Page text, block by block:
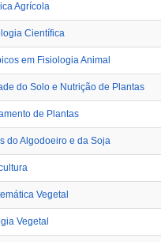
Agrícola
Científica
em Fisiologia Animal
do Solo e Nutrição de Plantas
de Plantas
do Algodoeiro e da Soja
Vegetal
Vegetal